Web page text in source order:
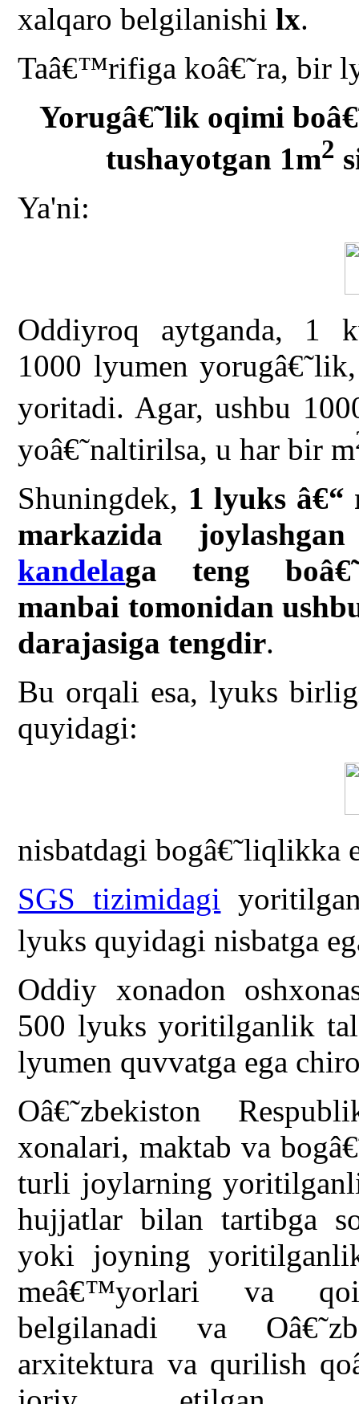
xalqaro belgilanishilx.
Taâ€™rifiga koâ€˜ra, bir
Yorugâ€˜lik oqimi
tushayotgan 1m2
Ya'ni:
Oddiyroq aytganda, 1
1000 lyumen
yoritadi. Agar, ushbu
yoâ€˜naltirilsa, u har bir m
Shuningdek, 1 lyuks â€“
markazida
kandelaga teng
manbai tomonidan
darajasiga tengdir.
Bu orqali esa, lyuks
quyidagi:
nisbatdagi bogâ€˜liqlikka
SGS tizimidagi
lyuks quyidagi nisbatga
Oddiy xonadon
500 lyuks yoritilganlik
lyumen quvvatga ega
Oâ€˜zbekiston
xonalari, maktab va
turli joylarning
hujjatlar bilan tartibga
yoki joyning
meâ€™yorlari va
belgilanadi va
arxitektura va qurilish